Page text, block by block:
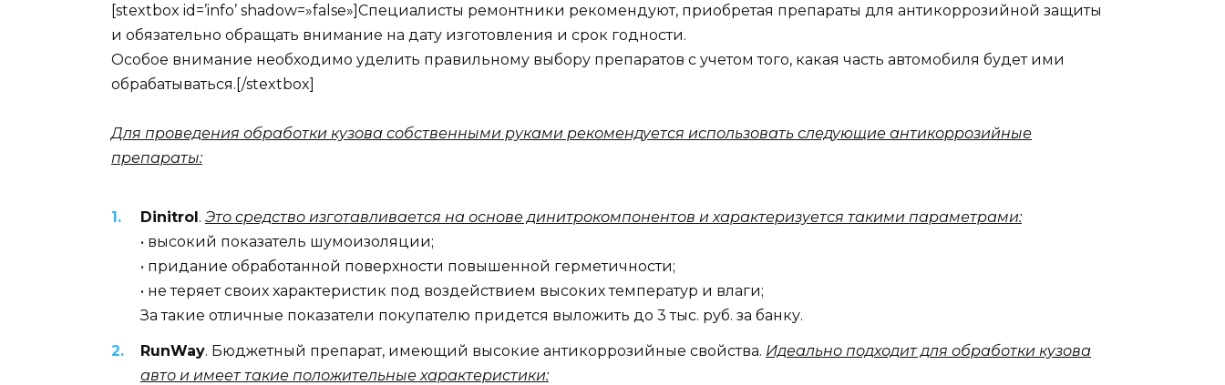
[stextbox id=’info’ shadow=»false»]Специалисты ремонтники рекомендуют, приобретая препараты для антикоррозийной защиты
и обязательно обращать внимание на дату изготовления и срок годности.
Особое внимание необходимо уделить правильному выбору препаратов с учетом того, какая часть автомобиля будет ими
обрабатываться.[/stextbox]
Для проведения обработки кузова собственными руками рекомендуется использовать следующие антикоррозийные
препараты:
Dinitrol . Это средство изготавливается на основе динитрокомпонентов и характеризуется такими параметрами:
• высокий показатель шумоизоляции;
• придание обработанной поверхности повышенной герметичности;
• не теряет своих характеристик под воздействием высоких температур и влаги;
За такие отличные показатели покупателю придется выложить до 3 тыс. руб. за банку.
RunWay. Бюджетный препарат, имеющий высокие антикоррозийные свойства. Идеально подходит для обработки кузова
авто и имеет такие положительные характеристики: